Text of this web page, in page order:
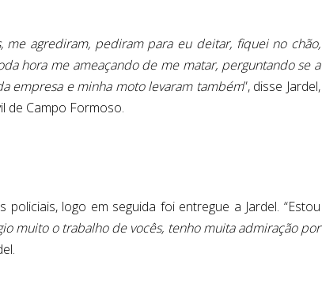
me agrediram, pediram para eu deitar, fiquei no chão,
hora me ameaçando de me matar, perguntando se a
empresa e minha moto levaram também”, disse Jardel,
de Campo Formoso.
logo em seguida foi entregue a Jardel. “Estou
muito o trabalho de vocês, tenho muita admiração por